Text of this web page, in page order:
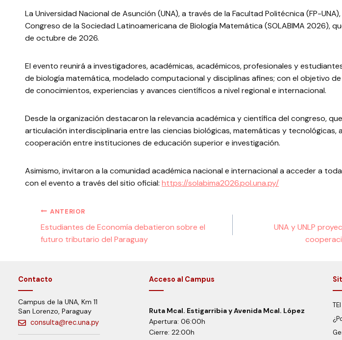
La Universidad Nacional de Asunción (UNA), a través de la Facultad Politécnica (FP-
Congreso de la Sociedad Latinoamericana de Biología Matemática (SOLABIMA 2026),
de octubre de 2026.
El evento reunirá a investigadores, académicas, académicos, profesionales y
de biología matemática, modelado computacional y disciplinas afines; con el objetivo
de conocimientos, experiencias y avances científicos a nivel regional e internacional.
Desde la organización destacaron la relevancia académica y científica del congreso,
articulación interdisciplinaria entre las ciencias biológicas, matemáticas y tecnológicas,
cooperación entre instituciones de educación superior e investigación.
Asimismo, invitaron a la comunidad académica nacional e internacional a acceder a
con el evento a través del sitio oficial: https://solabima2026.pol.una.py/
ANTERIOR
Estudiantes de Economía debatieron sobre el
futuro tributario del Paraguay
UNA y UNLP
Contacto
Campus de la UNA, Km 11
San Lorenzo, Paraguay
consulta@rec.una.py
Acceso al Campus
Ruta Mcal. Estigarribia y Avenida Mcal. López
Apertura: 06:00h
Cierre: 22:00h